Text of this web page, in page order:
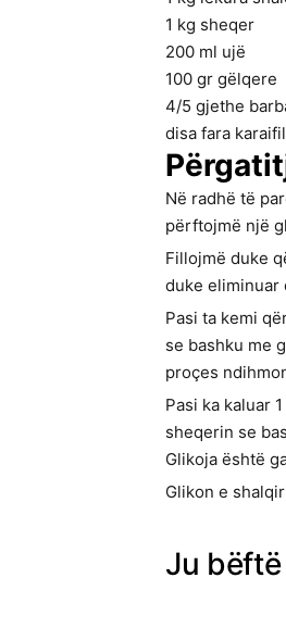
1 kg sheqer
200 ml ujë
100 gr gëlqere
4/5 gjethe
disa fara
Në radhë të
përftojmë një
Fillojmë duke
duke eliminuar
Pasi ta kemi
se bashku me
proçes
Pasi ka kaluar
sheqerin se
Glikoja është
Glikon e
Ju bëftë